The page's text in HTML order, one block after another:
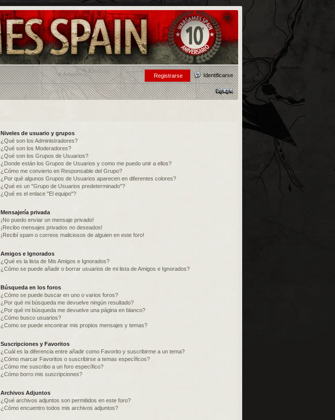
Identificarse
Registrarse
Buscar
Niveles de usuario y grupos
¿Qué son los Administradores?
¿Qué son los Moderadores?
¿Qué son los Grupos de Usuarios?
¿Donde están los Grupos de Usuarios y como me puedo unir a ellos?
¿Cómo me convierto en Responsable del Grupo?
¿Por qué algunos Grupos de Usuarios aparecen en diferentes colores?
¿Qué es un "Grupo de Usuarios predeterminado"?
¿Qué es el enlace "El equipo"?
Mensajería privada
¡No puedo enviar un mensaje privado!
¡Recibo mensajes privados no deseados!
¡Recibí spam o correos maliciosos de alguien en este foro!
Amigos e Ignorados
¿Qué es la lista de Mis Amigos e Ignorados?
¿Cómo se puede añadir o borrar usuarios de mi lista de Amigos e Ignorados?
Búsqueda en los foros
¿Cómo se puede buscar en uno o varios foros?
¿Por qué mi búsqueda me devuelve ningún resultado?
¿Por qué mi búsqueda me devuelve una página en blanco?
¿Cómo busco usuarios?
¿Como se puede encontrar mis propios mensajes y temas?
Suscripciones y Favoritos
¿Cuál es la diferencia entre añadir como Favorito y suscribirme a un tema?
¿Cómo marcar Favoritos o suscribirse a temas específicos?
¿Cómo me suscribo a un foro específico?
¿Cómo borro mis suscripciones?
Archivos Adjuntos
¿Qué archivos adjuntos son permitidos en este foro?
¿Cómo encuentro todos mis archivos adjuntos?